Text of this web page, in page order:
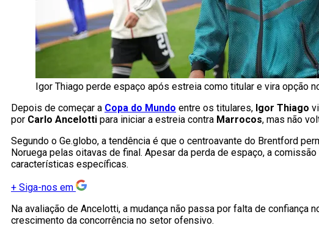
Igor Thiago perde espaço após estreia como titular e vira opção
Depois de começar a Copa do Mundo entre os titulares, Igor Thiago
por Carlo Ancelotti para iniciar a estreia contra Marrocos, mas não
Segundo o Ge.globo, a tendência é que o centroavante do Brentford
Noruega pelas oitavas de final. Apesar da perda de espaço, a
características específicas.
+ Siga-nos em
Na avaliação de Ancelotti, a mudança não passa por falta de
crescimento da concorrência no setor ofensivo.